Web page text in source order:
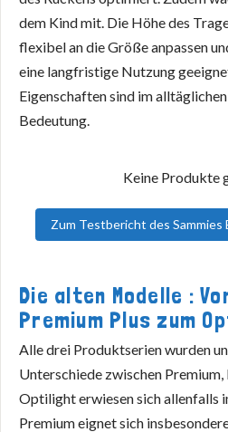
dem Kind mit. Die Höhe des
flexibel an die Größe anpassen
eine langfristige Nutzung
Eigenschaften sind im
Bedeutung.
Keine Produkte
Zum Testbericht des Sammies
Die alten Modelle :
Premium Plus zum
Alle drei Produktserien wurden
Unterschiede zwischen Premium,
Optilight erwiesen sich allenfalls
Premium eignet sich